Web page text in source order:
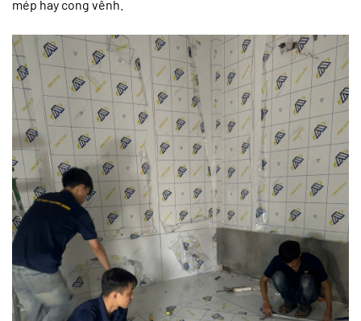
mép hay cong vênh.